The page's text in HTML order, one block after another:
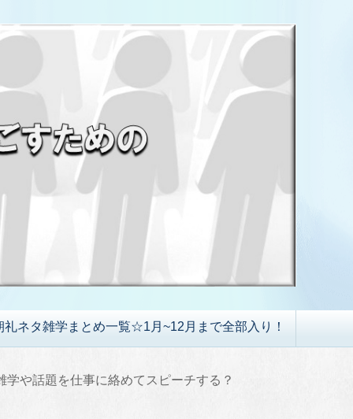
礼ネタ雑学まとめ一覧☆1月~12月まで全部入り！
や話題を仕事に絡めてスピーチする？